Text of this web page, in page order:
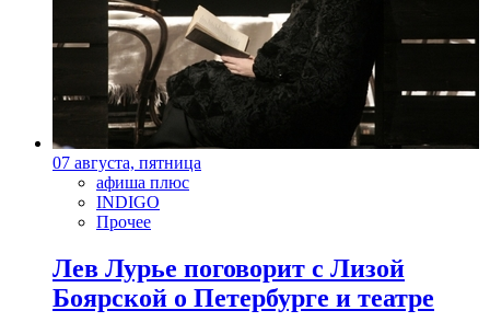
07 августа, пятница
афиша плюс
INDIGO
Прочее
Лев Лурье поговорит с Лизой
Боярской о Петербурге и театре